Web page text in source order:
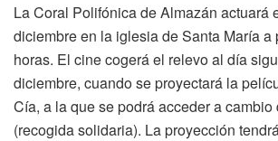
La Coral Polifónica de Almazán actuará
diciembre en la iglesia de Santa María a
horas. El cine cogerá el relevo al día
diciembre, cuando se proyectará la
Cía, a la que se podrá acceder a
(recogida solidaria). La proyección